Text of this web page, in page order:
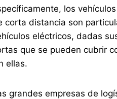
los
corta distancia son
eléctricos, dadas
que se pueden cubrir
ellas.
grandes empresas de